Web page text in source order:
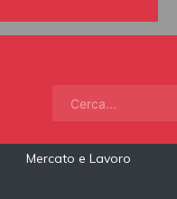
Mercato e Lavoro